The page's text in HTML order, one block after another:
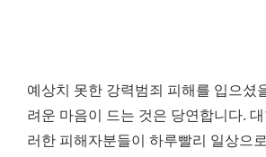
예상치 못한 강력범죄 피해를 입으셨
려운 마음이 드는 것은 당연합니다. 대
러한 피해자분들이 하루빨리 일상으